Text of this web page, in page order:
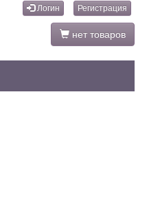
Логин Регистрация
нет товаров